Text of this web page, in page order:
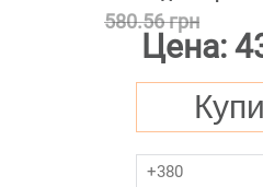
Цена:
580.56 грн